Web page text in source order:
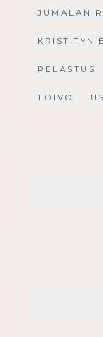
JUMALAN
KRISTITYN
PELASTUS
TOIVO